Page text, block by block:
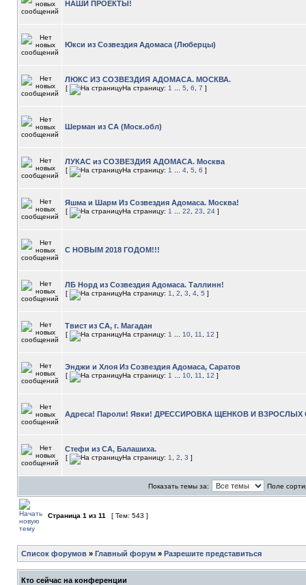
НАШИ ПРОЕКТЫ!
Юкси из Созвездия Адомаса (Люберцы)
ЛЮКС ИЗ СОЗВЕЗДИЯ АДОМАСА. МОСКВА.
[ На страницу: 1 5 6 7 ]
Шерман из СА (Моск.обл)
ЛУКАС из СОЗВЕЗДИЯ АДОМАСА. Москва
[ На страницу: 1 4 5 6 ]
Яшма и Шарм Из Созвездия Адомаса. Москва!
[ На страницу: 1 22 23 24 ]
С НОВЫМ 2018 ГОДОМ!!!
ЛБ Норд из Созвездия Адомаса. Таллинн!
[ На страницу: 1 2 3 4 5 ]
Твист из СА, г. Магадан
[ На страницу: 1 10 11 12 ]
Энджи и Хлоя Из Созвездия Адомаса, Саратов
[ На страницу: 1 10 11 12 ]
Адреса! Пароли! Явки! ДРЕССИРОВКА ЩЕНКОВ И ВЗРОСЛЫХ
Стефи из СА, Балашиха.
[ На страницу: 1 2 3 ]
Показать темы за: Поле
Страница 1 из 11 [ Тем: 543 ]
Список форумов » Главный форум » Разрешите представиться
Кто сейчас на конференции